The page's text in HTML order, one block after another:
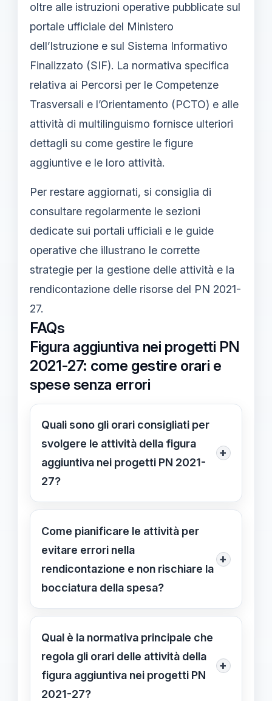
oltre alle istruzioni operative pubblicate sul
portale ufficiale del Ministero
dell’Istruzione e sul Sistema Informativo
Finalizzato (SIF). La normativa specifica
relativa ai Percorsi per le Competenze
Trasversali e l’Orientamento (PCTO) e alle
attività di multilinguismo fornisce ulteriori
dettagli su come gestire le figure
aggiuntive e le loro attività.
Per restare aggiornati, si consiglia di
consultare regolarmente le sezioni
dedicate sui portali ufficiali e le guide
operative che illustrano le corrette
strategie per la gestione delle attività e la
rendicontazione delle risorse del PN 2021-
27.
FAQs
Figura aggiuntiva nei progetti PN
2021-27: come gestire orari e
spese senza errori
Quali sono gli orari consigliati per
svolgere le attività della figura
aggiuntiva nei progetti PN 2021-
27?
+
Le attività dovrebbero essere
programmate principalmente durante
le ore pomeridiane o in momenti
meno intensi, rispettando i limiti di
orario settimanale stabiliti dal CCNL
Come pianificare le attività per
evitare errori nella
rendicontazione e non rischiare la
bocciatura della spesa?
+
E' fondamentale redigere un
programma dettagliato, registrare
orari, date e risultati di ogni
intervento in modo puntuale e
aggiornare regolarmente i documenti
Qual è la normativa principale che
regola gli orari delle attività della
figura aggiuntiva nei progetti PN
2021-27?
+